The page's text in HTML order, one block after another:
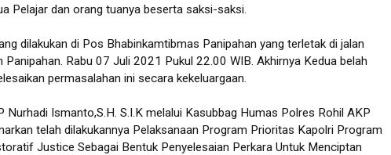
Pelajar dan orang tuanya beserta saksi-saksi.
dilakukan di Pos Bhabinkamtibmas Panipahan yang terletak di jalan
Panipahan. Rabu 07 Juli 2021 Pukul 22.00 WIB. Akhirnya Kedua belah
permasalahan ini secara kekeluargaan.
Nurhadi Ismanto,S.H. S.I.K melalui Kasubbag Humas Polres Rohil AKP
telah dilakukannya Pelaksanaan Program Prioritas Kapolri Program
Justice Sebagai Bentuk Penyelesaian Perkara Untuk Menciptan